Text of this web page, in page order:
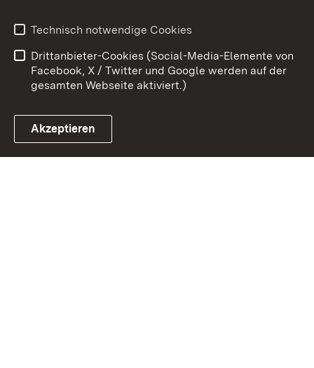
Link zum Landesportal
Kontakt
Impressum
Cookies
Technisch notwendige Cookies
Drittanbieter-Cookies (Social-Media-Elemente von
Facebook, X / Twitter und Google werden auf der
gesamten Webseite aktiviert.)
Akzeptieren